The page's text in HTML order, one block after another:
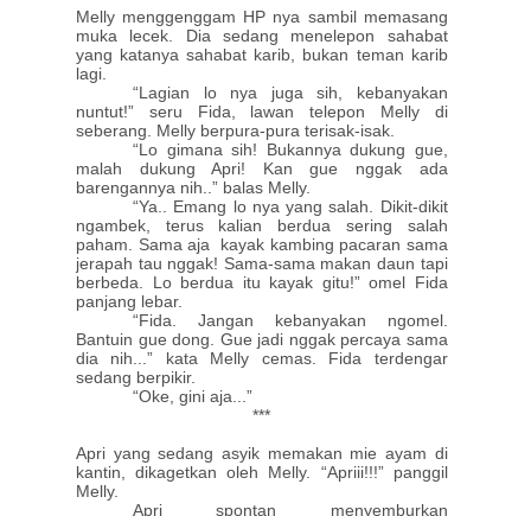
Melly menggenggam HP nya sambil memasang
muka lecek. Dia sedang menelepon sahabat
yang katanya sahabat karib, bukan teman karib
lagi.
“Lagian lo nya juga sih, kebanyakan
nuntut!” seru Fida, lawan telepon Melly di
seberang. Melly berpura-pura terisak-isak.
“Lo gimana sih! Bukannya dukung gue,
malah dukung Apri! Kan gue nggak ada
barengannya nih..” balas Melly.
“Ya.. Emang lo nya yang salah. Dikit-dikit
ngambek, terus kalian berdua sering salah
paham. Sama aja kayak kambing pacaran sama
jerapah tau nggak! Sama-sama makan daun tapi
berbeda. Lo berdua itu kayak gitu!” omel Fida
panjang lebar.
“Fida. Jangan kebanyakan ngomel.
Bantuin gue dong. Gue jadi nggak percaya sama
dia nih...” kata Melly cemas. Fida terdengar
sedang berpikir.
“Oke, gini aja...”
***
Apri yang sedang asyik memakan mie ayam di
kantin, dikagetkan oleh Melly. “Apriii!!!” panggil
Melly.
Apri spontan menyemburkan